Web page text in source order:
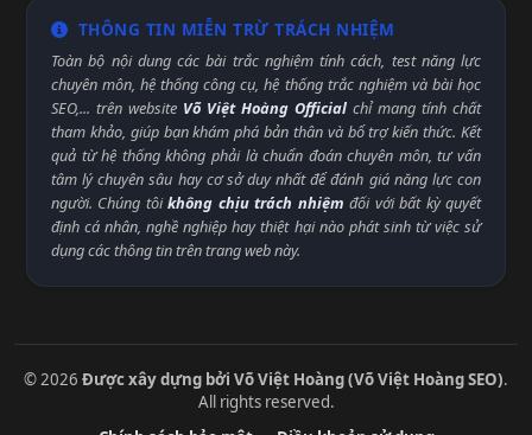
THÔNG TIN MIỄN TRỪ TRÁCH NHIỆM
Toàn bộ nội dung các bài trắc nghiệm tính cách, test năng lực
chuyên môn, hệ thống công cụ, hệ thống trắc nghiệm và bài học
SEO,... trên website Võ Việt Hoàng Official chỉ mang tính chất
tham khảo, giúp bạn khám phá bản thân và bổ trợ kiến thức. Kết
quả từ hệ thống không phải là chuẩn đoán chuyên môn, tư vấn
tâm lý chuyên sâu hay cơ sở duy nhất để đánh giá năng lực con
người. Chúng tôikhông chịu trách nhiệm đối với bất kỳ quyết
định cá nhân, nghề nghiệp hay thiệt hại nào phát sinh từ việc sử
dụng các thông tin trên trang web này.
© 2026 Được xây dựng bởi Võ Việt Hoàng (Võ Việt Hoàng SEO).
All rights reserved.